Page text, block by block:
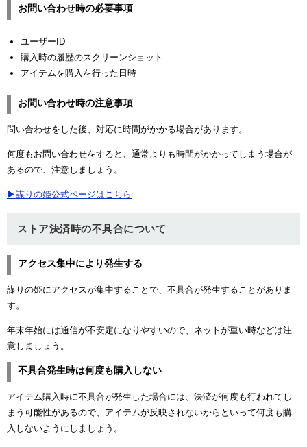
お問い合わせ時の必要事項
ユーザーID
購入時の履歴のスクリーンショット
アイテムを購入を行った日時
お問い合わせ時の注意事項
問い合わせをした後、対応に時間がかかる場合があります。
何度もお問い合わせをすると、通常よりも時間がかかってしまう場合が
あるので、注意しましょう。
▶謀りの姫公式ページはこちら
ストア決済時の不具合について
アクセス集中により発生する
謀りの姫にアクセスが集中することで、不具合が発生することがありま
す。
年末年始には通信が不安定になりやすいので、ネットが重い時などは注
意しましょう。
不具合発生時は何度も購入しない
アイテム購入時に不具合が発生した場合には、決済が何度も行われてし
まう可能性があるので、アイテムが反映されないからといって何度も購
入しないようにしましょう。